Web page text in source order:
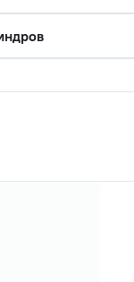
НДС
НДС